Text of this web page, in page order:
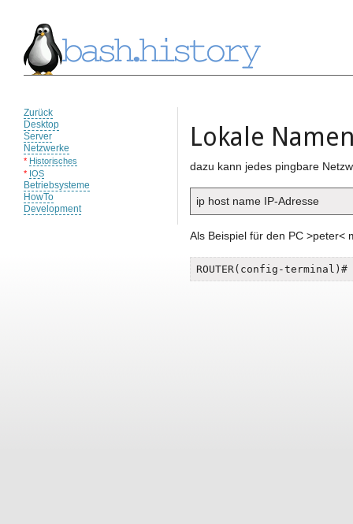
Zurück
Desktop
Server
Netzwerke
* Historisches
* IOS
Betriebsysteme
HowTo
Development
Lokale
dazu kann jedes pingbare
ip host name IP-Adresse
Als Beispiel für den PC >peter<
ROUTER(config-